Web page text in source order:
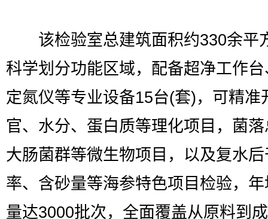
该检验室总建筑面积约330余平
科学划分功能区域，配备超净工作
定氮仪等专业设备15台(套)，可精准
官、水分、蛋白质等理化项目，菌
大肠菌群等微生物项目，以及复水
率、含砂量等海参特色项目检验，
量达3000批次，全面覆盖从原料到